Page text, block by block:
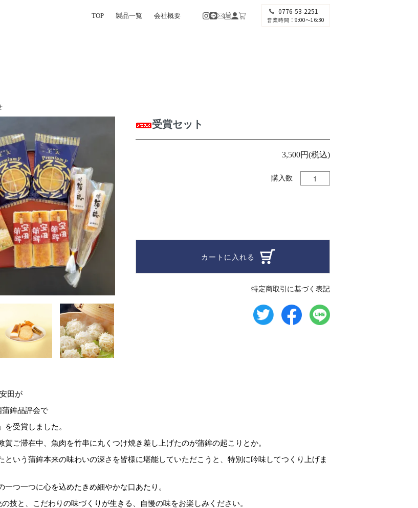
TOP 製品一覧 会社概要 0776-53-2251
営業時間 ：9:00〜16:30
受賞セット
3,500円(税込)
購入数
カートに入れる
特定商取引に基づく表記
田が
鉾品評会で
を受賞しました。
賀ご滞在中、魚肉を竹串に丸くつけ焼き差し上げたのが蒲鉾の起こりとか。
という蒲鉾本来の味わいの深さを皆様に堪能していただこうと、特別に吟味してつくり上げま
一つ一つに心を込めたきめ細やかな口あたり。
技と、こだわりの味づくりが生きる、自慢の味をお楽しみください。